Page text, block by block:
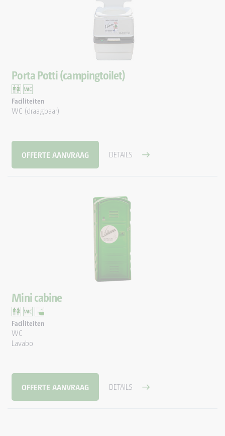
Porta Potti (campingtoilet)
Faciliteiten
WC (draagbaar)
OFFERTE AANVRAAG DETAILS
Mini cabine
Faciliteiten
WC
Lavabo
OFFERTE AANVRAAG DETAILS